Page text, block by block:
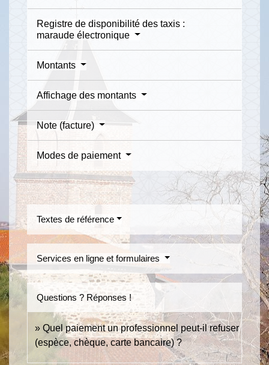
Registre de disponibilité des taxis :
maraude électronique
Montants
Affichage des montants
Note (facture)
Modes de paiement
Textes de référence
Services en ligne et formulaires
Questions ? Réponses !
Quel paiement un professionnel peut-il refuser
(espèce, chèque, carte bancaire) ?